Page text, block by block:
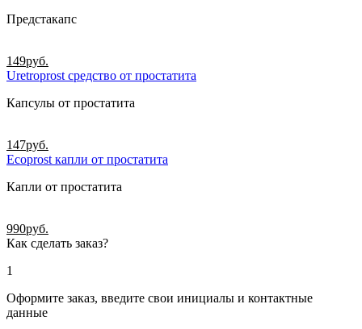
Предстакапс
149руб.
Uretroprost средство от простатита
Капсулы от простатита
147руб.
Ecoprost капли от простатита
Капли от простатита
990руб.
Как сделать заказ?
1
Оформите заказ, введите свои инициалы и контактные
данные